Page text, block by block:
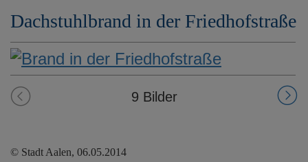
Dachstuhlbrand in der Friedhofstraße
9 Bilder
© Stadt Aalen, 06.05.2014